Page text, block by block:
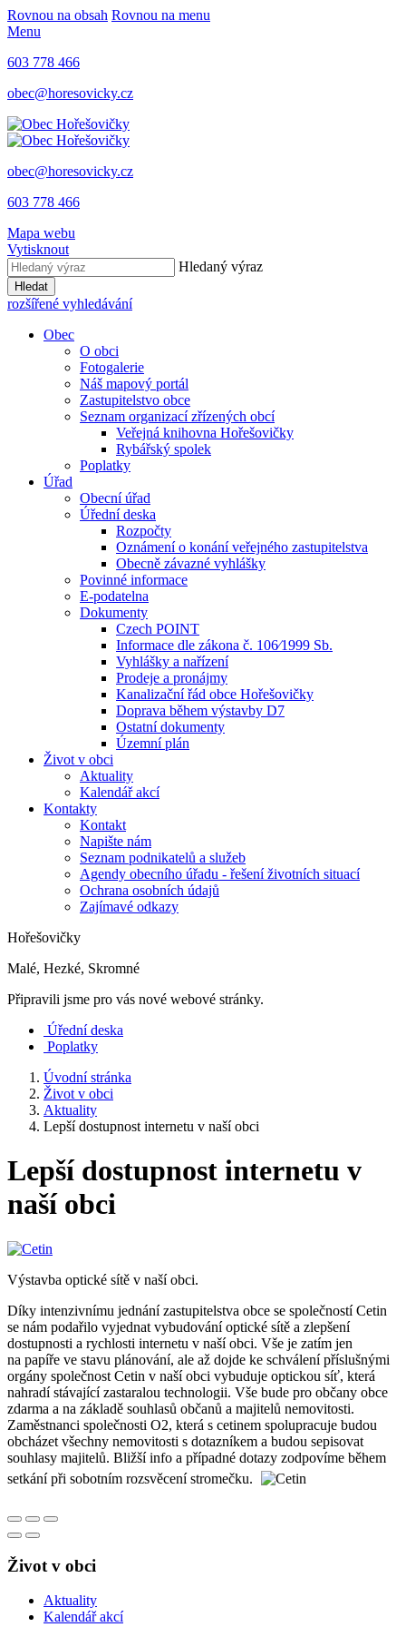
Rovnou na obsah Rovnou na menu
Menu
603 778 466
obec@horesovicky.cz
obec@horesovicky.cz
603 778 466
Mapa webu
Vytisknout
Hledaný výraz
Hledat
rozšířené vyhledávání
Obec
O obci
Fotogalerie
Náš mapový portál
Zastupitelstvo obce
Seznam organizací zřízených obcí
Veřejná knihovna Hořešovičky
Rybářský spolek
Poplatky
Úřad
Obecní úřad
Úřední deska
Rozpočty
Oznámení o konání veřejného zastupitelstva
Obecně závazné vyhlášky
Povinné informace
E-podatelna
Dokumenty
Czech POINT
Informace dle zákona č. 106⁄1999 Sb.
Vyhlášky a nařízení
Prodeje a pronájmy
Kanalizační řád obce Hořešovičky
Doprava během výstavby D7
Ostatní dokumenty
Územní plán
Život v obci
Aktuality
Kalendář akcí
Kontakty
Kontakt
Napište nám
Seznam podnikatelů a služeb
Agendy obecního úřadu - řešení životních situací
Ochrana osobních údajů
Zajímavé odkazy
Hořešovičky
Malé, Hezké, Skromné
Připravili jsme pro vás nové webové stránky.
Úřední deska
Poplatky
Úvodní stránka
Život v obci
Aktuality
Lepší dostupnost internetu v naší obci
Lepší dostupnost internetu v
naší obci
Výstavba optické sítě v naší obci.
Díky intenzivnímu jednání zastupitelstva obce se společností Cetin
se nám podařilo vyjednat vybudování optické sítě a zlepšení
dostupnosti a rychlosti internetu v naší obci. Vše je zatím jen
na papíře ve stavu plánování, ale až dojde ke schválení příslušnými
orgány společnost Cetin v naší obci vybuduje optickou síť, která
nahradí stávající zastaralou technologii. Vše bude pro občany obce
zdarma a na základě souhlasů občanů a majitelů nemovitosti.
Zaměstnanci společnosti O2, která s cetinem spolupracuje budou
obcházet všechny nemovitosti s dotazníkem a budou sepisovat
souhlasy majitelů. Bližší info a případné dotazy zodpovíme během
setkání při sobotním rozsvěcení stromečku.
Život v obci
Aktuality
Kalendář akcí